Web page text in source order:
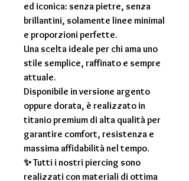
ed iconica: senza pietre, senza
brillantini, solamente linee minimal
e proporzioni perfette.
Una scelta ideale per chi ama uno
stile semplice, raffinato e sempre
attuale.
Disponibile in versione argento
oppure dorata, è realizzato in
titanio premium di alta qualità per
garantire comfort, resistenza e
massima affidabilità nel tempo.
✨ Tutti i nostri piercing sono
realizzati con materiali di ottima